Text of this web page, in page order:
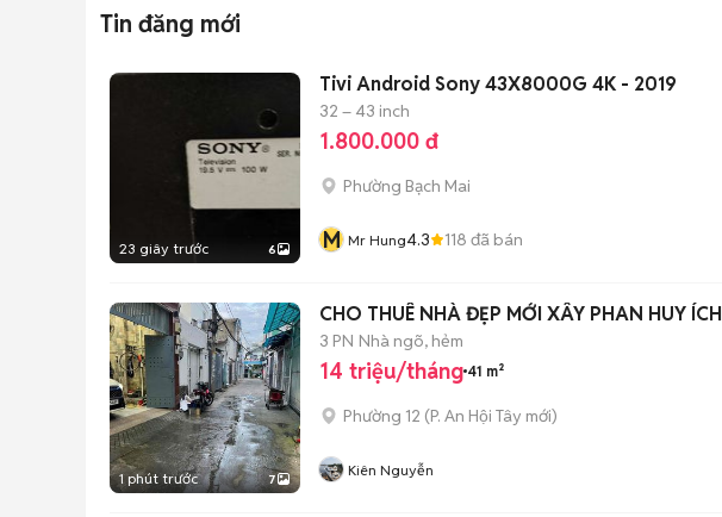
Tin đăng mới
23 giây trước 6
Tivi Android Sony 43X8000G 4K - 2019
32 – 43 inch
1.800.000 đ
Phường Bạch Mai
M Mr Hung4.3 118 đã bán
1 phút trước 7
CHO THUÊ NHÀ ĐẸP MỚI XÂY PHAN HUY ÍCH
3 PN Nhà ngõ, hẻm
14 triệu/tháng 41 m²
Phường 12 (P. An Hội Tây mới)
Kiên Nguyễn